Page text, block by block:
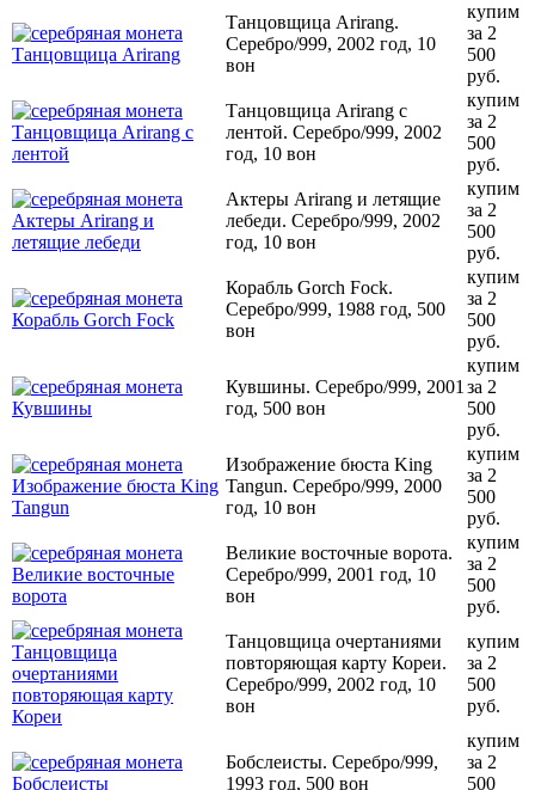
Танцовщица Arirang.
Серебро/999, 2002 год, 10
вон
купим
за 2
500
руб.
Танцовщица Arirang с
лентой. Серебро/999, 2002
год, 10 вон
купим
за 2
500
руб.
Актеры Arirang и летящие
лебеди. Серебро/999, 2002
год, 10 вон
купим
за 2
500
руб.
Корабль Gorch Fock.
Серебро/999, 1988 год, 500
вон
купим
за 2
500
руб.
Кувшины. Серебро/999, 2001
год, 500 вон
купим
за 2
500
руб.
Изображение бюста King
Tangun. Серебро/999, 2000
год, 10 вон
купим
за 2
500
руб.
Великие восточные ворота.
Серебро/999, 2001 год, 10
вон
купим
за 2
500
руб.
Танцовщица очертаниями
повторяющая карту Кореи.
Серебро/999, 2002 год, 10
вон
купим
за 2
500
руб.
Бобслеисты. Серебро/999,
1993 год, 500 вон
купим
за 2
500